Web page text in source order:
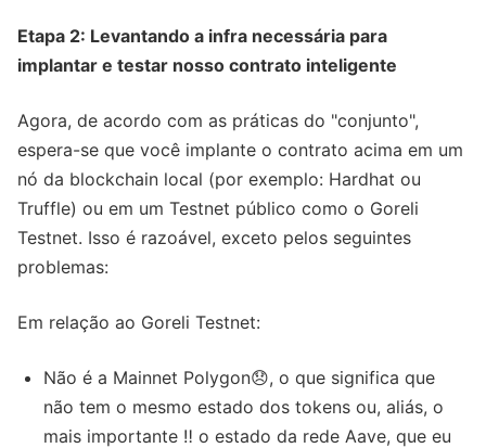
Etapa 2: Levantando a infra necessária para
implantar e testar nosso contrato inteligente
Agora, de acordo com as práticas do "conjunto",
espera-se que você implante o contrato acima em um
nó da blockchain local (por exemplo: Hardhat ou
Truffle) ou em um Testnet público como o Goreli
Testnet. Isso é razoável, exceto pelos seguintes
problemas:
Em relação ao Goreli Testnet:
Não é a Mainnet Polygon😞, o que significa que
não tem o mesmo estado dos tokens ou, aliás, o
mais importante ‼️ o estado da rede Aave, que eu